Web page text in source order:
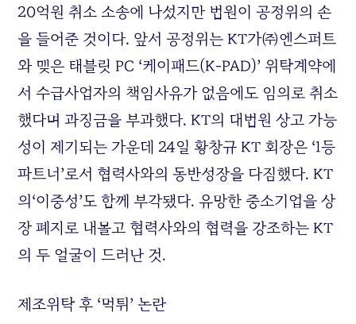
20억원 취소 소송에 나섰지만 법원이 공정위의 손
을 들어준 것이다. 앞서 공정위는KT가㈜엔스퍼트
와 맺은 태블릿 PC ‘케이패드(K-PAD)’ 위탁계약에
서 수급사업자의 책임사유가 없음에도 임의로 취소
했다며 과징금을 부과했다. KT의 대법원 상고 가능
성이 제기되는 가운데24일 황창규KT 회장은 ‘1등
파트너’로서 협력사와의 동반성장을 다짐했다. KT
의‘이중성’도 함께 부각됐다.유망한 중소기업을 상
장 폐지로 내몰고 협력사와의 협력을 강조하는KT
의 두 얼굴이 드러난 것.
제조위탁 후 ‘먹튀’논란